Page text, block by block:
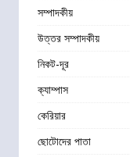
সম্পাদকীয়
উত্তর সম্পাদকীয়
নিকট-দূর
ক্যাম্পাস
কেরিয়ার
ছোটোদের পাতা